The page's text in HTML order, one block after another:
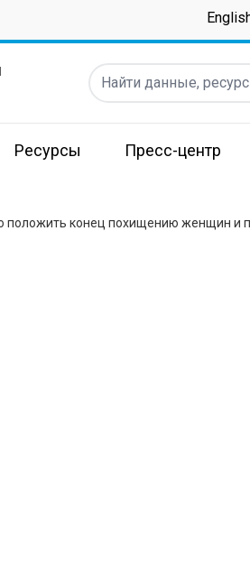
Найти данные, ресурсы
Ресурсы Пресс-центр
положить конец похищению женщин и